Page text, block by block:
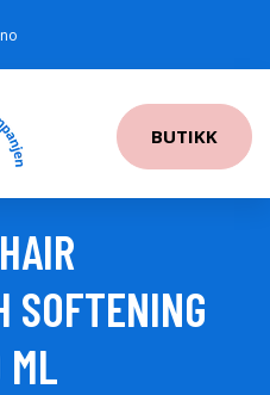
BUTIKK
SOFTENING
ML